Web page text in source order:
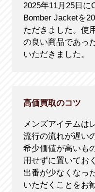
2025年11月25日
Bomber Jacketを
ただきました。使
の良い商品であっ
いただきました。
高価買取のコツ
メンズアイテムは
流行の流れが遅い
希少価値が高いも
用せずに置いてお
出番が少なくなっ
いただくことをお